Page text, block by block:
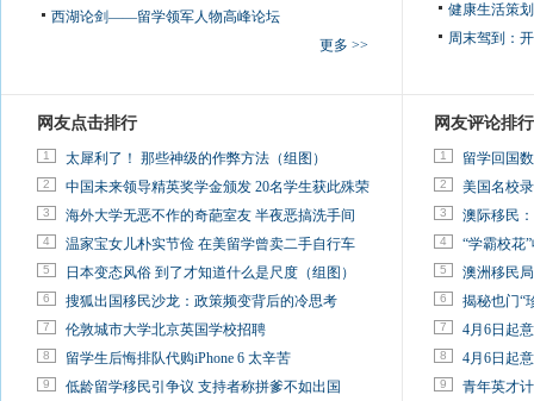
西湖论剑——留学领军人物高峰论坛
更多 >>
健康生活策
周末驾到：
网友点击排行
1 太犀利了！ 那些神级的作弊方法（组图）
2 中国未来领导精英奖学金颁发 20名学生获此殊荣
3 海外大学无恶不作的奇葩室友 半夜恶搞洗手间
4 温家宝女儿朴实节俭 在美留学曾卖二手自行车
5 日本变态风俗 到了才知道什么是尺度（组图）
6 搜狐出国移民沙龙：政策频变背后的冷思考
7 伦敦城市大学北京英国学校招聘
8 留学生后悔排队代购iPhone 6 太辛苦
9 低龄留学移民引争议 支持者称拼爹不如出国
网友评论排行
1 留学回国
2 美国名校
3 澳际移民
4 “学霸校花
5 澳洲移民
6 揭秘也门“
7 4月6日起
8 4月6日起
9 青年英才